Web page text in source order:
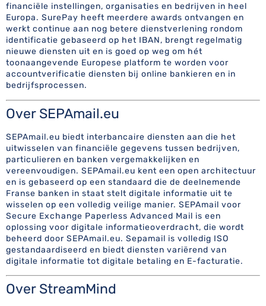
financiële instellingen, organisaties en bedrijven in heel
Europa. SurePay heeft meerdere awards ontvangen en
werkt continue aan nog betere dienstverlening rondom
identificatie gebaseerd op het IBAN, brengt regelmatig
nieuwe diensten uit en is goed op weg om hét
toonaangevende Europese platform te worden voor
accountverificatie diensten bij online bankieren en in
bedrijfsprocessen.
Over SEPAmail.eu
SEPAmail.eu biedt interbancaire diensten aan die het
uitwisselen van financiële gegevens tussen bedrijven,
particulieren en banken vergemakkelijken en
vereenvoudigen. SEPAmail.eu kent een open architectuur
en is gebaseerd op een standaard die de deelnemende
Franse banken in staat stelt digitale informatie uit te
wisselen op een volledig veilige manier. SEPAmail voor
Secure Exchange Paperless Advanced Mail is een
oplossing voor digitale informatieoverdracht, die wordt
beheerd door SEPAmail.eu. Sepamail is volledig ISO
gestandaardiseerd en biedt diensten variërend van
digitale informatie tot digitale betaling en E-facturatie.
Over StreamMind